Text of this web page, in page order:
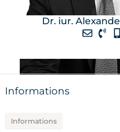
Dr. iur.
Informations
Informations